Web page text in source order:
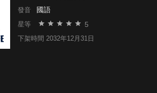
發音 國語
星等 5
下架時間 2032年12月31日